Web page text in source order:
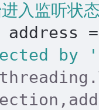
入监听状
by '